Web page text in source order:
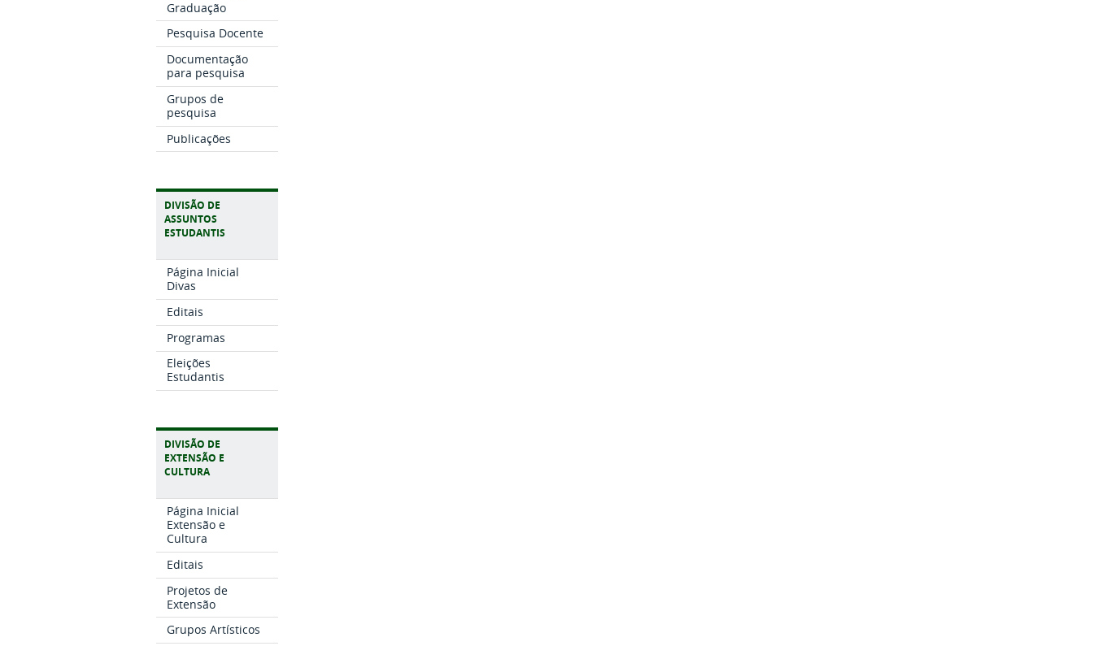
Graduação
Pesquisa Docente
Documentação
para pesquisa
Grupos de
pesquisa
Publicações
DIVISÃO DE
ASSUNTOS
ESTUDANTIS
Página Inicial
Divas
Editais
Programas
Eleições
Estudantis
DIVISÃO DE
EXTENSÃO E
CULTURA
Página Inicial
Extensão e
Cultura
Editais
Projetos de
Extensão
Grupos Artísticos